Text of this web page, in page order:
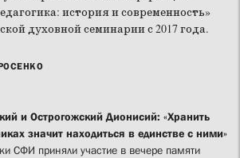
история и современность»
духовной семинарии с 2017 года.
и Острогожский Дионисий: «Хранить
значит находиться в единстве с ними»
СФИ приняли участие в вечере памяти